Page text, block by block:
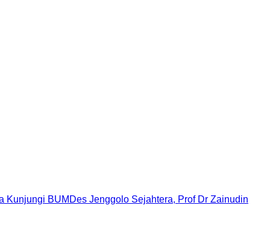
Kunjungi BUMDes Jenggolo Sejahtera, Prof Dr Zainudin